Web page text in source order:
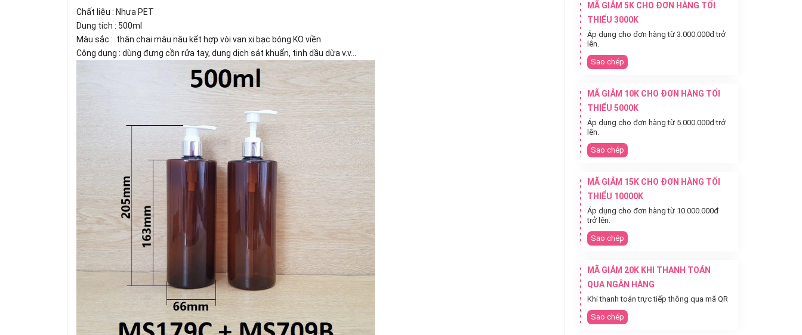
Chất liệu : Nhựa PET
Dung tích : 500ml
Màu sắc : thân chai màu nâu kết hợp vòi van xi bạc bóng KO viền
Công dụng : dùng đựng cồn rửa tay, dung dịch sát khuẩn, tinh dầu dừa v.v...
MÃ GIẢM 5K CHO ĐƠN HÀNG TỐI
THIỂU 3000K
Áp dụng cho đơn hàng từ 3.000.000đ trở
lên.
Sao chép
MÃ GIẢM 10K CHO ĐƠN HÀNG TỐI
THIỂU 5000K
Áp dụng cho đơn hàng từ 5.000.000đ trở
lên.
Sao chép
MÃ GIẢM 15K CHO ĐƠN HÀNG TỐI
THIỂU 10000K
Áp dụng cho đơn hàng từ 10.000.000đ
trở lên.
Sao chép
MÃ GIẢM 20K KHI THANH TOÁN
QUA NGÂN HÀNG
Khi thanh toán trực tiếp thông qua mã QR
Sao chép